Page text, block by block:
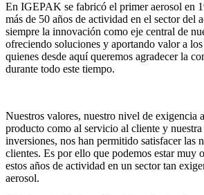
Image
En IGEPAK se fabricó el primer aerosol en
más de 50 años de actividad en el sector del
siempre la innovación como eje central de
ofreciendo soluciones y aportando valor a
quienes desde aquí queremos agradecer la
durante todo este tiempo.
Nuestros valores, nuestro nivel de exigencia
producto como al servicio al cliente y
inversiones, nos han permitido satisfacer las
clientes. Es por ello que podemos estar muy
estos años de actividad en un sector tan
aerosol.